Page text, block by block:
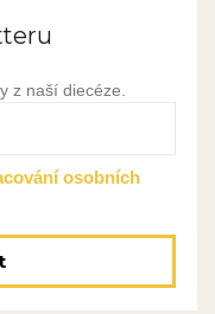
z naší diecéze.
osobních